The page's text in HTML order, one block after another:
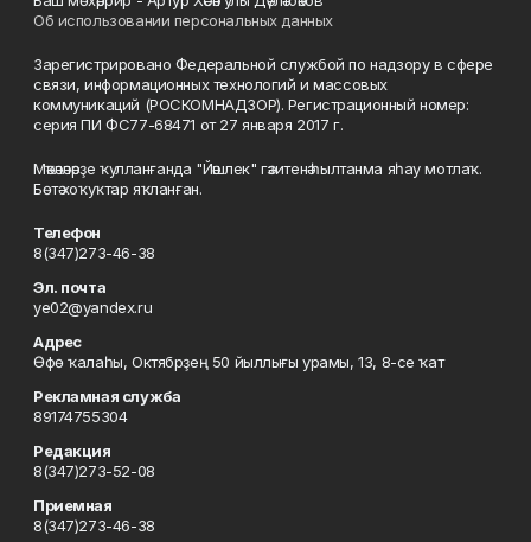
Об использовании персональных данных
Зарегистрировано Федеральной службой по надзору в сфере
связи, информационных технологий и массовых
коммуникаций (РОСКОМНАДЗОР). Регистрационный номер:
серия ПИ ФС77-68471 от 27 января 2017 г.
Мәҡәләләрҙе ҡулланғанда "Йәшлек" гәзитенә һылтанма яһау мотлаҡ.
Бөтә хоҡуҡтар яҡланған.
Телефон
8(347)273-46-38
Эл. почта
ye02@yandex.ru
Адрес
Өфө ҡалаһы, Октябрҙең 50 йыллығы урамы, 13, 8-се ҡат
Рекламная служба
89174755304
Редакция
8(347)273-52-08
Приемная
8(347)273-46-38